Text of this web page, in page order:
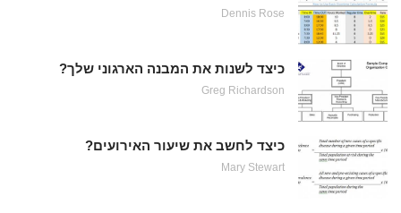
Dennis Rose
כיצד לשנות את המבנה הארגוני שלך?
Greg Richardson
כיצד לחשב את שיעור האירועים?
Mary Stewart